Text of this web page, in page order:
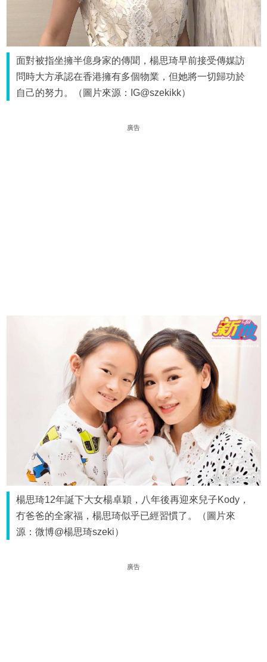
面對被指坐擁半億身家的傳聞，楊思琦早前接受傳媒訪
問時大方承認在香港擁有多個物業，但她將一切歸功於
自己的努力。（圖片來源：IG@szekikk）
廣告
楊思琦12年誕下大女楊卓穎，八年後再迎來兒子Kody，
冇爸爸的全家福，楊思琦似乎已經習慣了。（圖片來
源：微博@楊思琦szeki）
廣告